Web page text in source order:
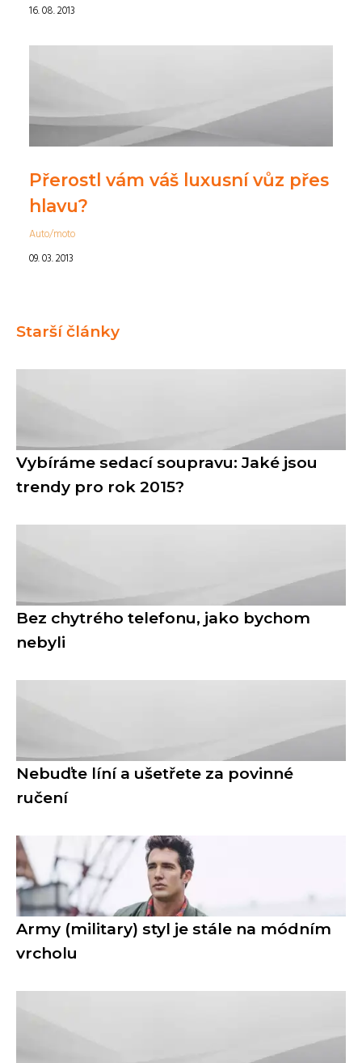
16. 08. 2013
Přerostl vám váš luxusní vůz přes
hlavu?
Auto/moto
09. 03. 2013
Starší články
Vybíráme sedací soupravu: Jaké jsou
trendy pro rok 2015?
Bez chytrého telefonu, jako bychom
nebyli
Nebuďte líní a ušetřete za povinné
ručení
Army (military) styl je stále na módním
vrcholu